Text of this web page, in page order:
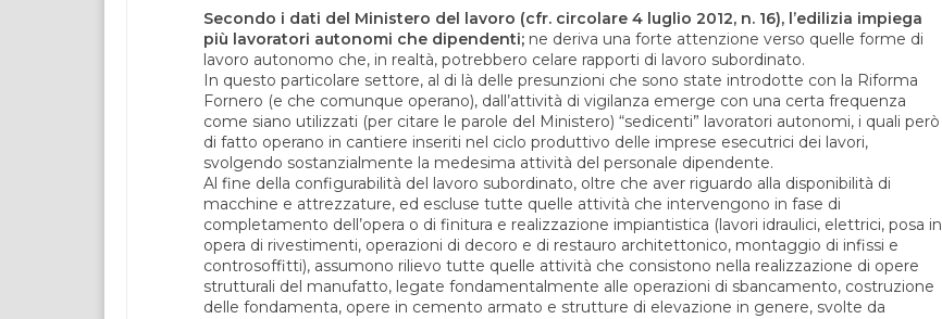
Secondo i dati del Ministero del lavoro (cfr. circolare 4 luglio 2012, n. 16), l’edilizia impiega
più lavoratori autonomi che dipendenti; ne deriva una forte attenzione verso quelle forme di
lavoro autonomo che, in realtà, potrebbero celare rapporti di lavoro subordinato.
In questo particolare settore, al di là delle presunzioni che sono state introdotte con la Riforma
Fornero (e che comunque operano), dall’attività di vigilanza emerge con una certa frequenza
come siano utilizzati (per citare le parole del Ministero) “sedicenti” lavoratori autonomi, i quali però
di fatto operano in cantiere inseriti nel ciclo produttivo delle imprese esecutrici dei lavori,
svolgendo sostanzialmente la medesima attività del personale dipendente.
Al fine della configurabilità del lavoro subordinato, oltre che aver riguardo alla disponibilità di
macchine e attrezzature, ed escluse tutte quelle attività che intervengono in fase di
completamento dell’opera o di finitura e realizzazione impiantistica (lavori idraulici, elettrici, posa in
opera di rivestimenti, operazioni di decoro e di restauro architettonico, montaggio di infissi e
controsoffitti), assumono rilievo tutte quelle attività che consistono nella realizzazione di opere
strutturali del manufatto, legate fondamentalmente alle operazioni di sbancamento, costruzione
delle fondamenta, opere in cemento armato e strutture di elevazione in genere, svolte da